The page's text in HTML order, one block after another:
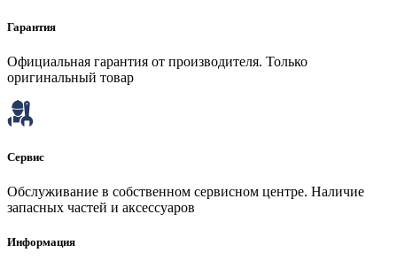
Гарантия
Официальная гарантия от производителя. Только
оригинальный товар
Сервис
Обслуживание в собственном сервисном центре. Наличие
запасных частей и аксессуаров
Информация